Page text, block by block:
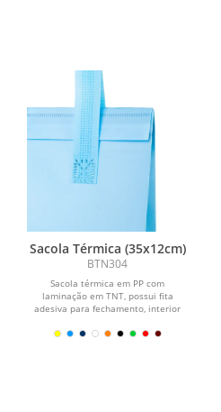
Sacola Térmica (35x12cm)
BTN304
Sacola térmica em PP com
laminação em TNT, possui fita
adesiva para fechamento, interior